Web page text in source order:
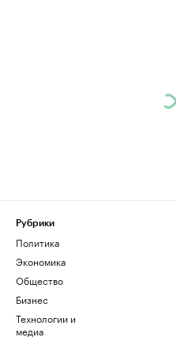
Рубрики
Политика
Экономика
Общество
Бизнес
Технологии и
медиа